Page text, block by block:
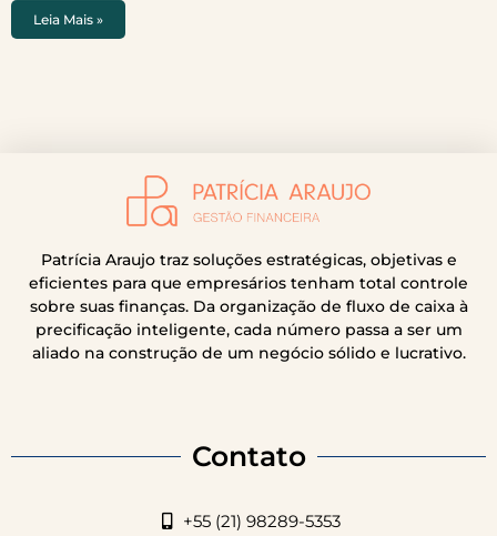
Leia Mais »
Patrícia Araujo traz soluções estratégicas, objetivas e
eficientes para que empresários tenham total controle
sobre suas finanças. Da organização de fluxo de caixa à
precificação inteligente, cada número passa a ser um
aliado na construção de um negócio sólido e lucrativo.
Contato
+55 (21) 98289-5353